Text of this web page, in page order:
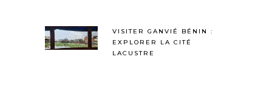
VISITER GANVIÉ BÉNIN :
EXPLORER LA CITÉ
LACUSTRE